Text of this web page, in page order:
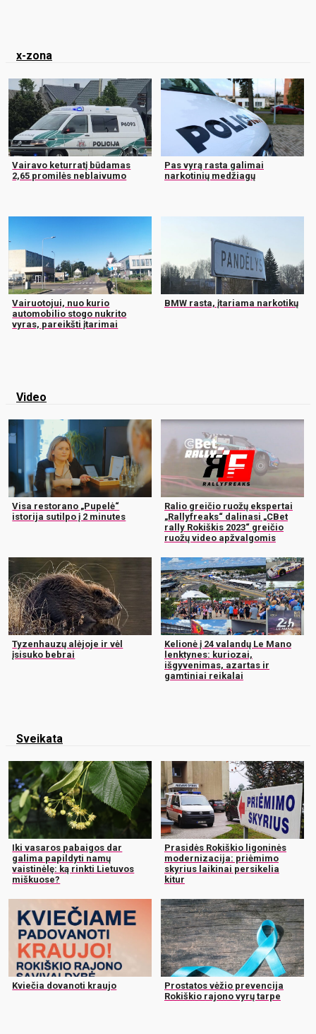
x-zona
Vairavo keturratį būdamas
2,65 promilės neblaivumo
Pas vyrą rasta galimai
narkotinių medžiagų
Vairuotojui, nuo kurio
automobilio stogo nukrito
vyras, pareikšti įtarimai
BMW rasta, įtariama narkotikų
Video
Visa restorano „Pupelė“
istorija sutilpo į 2 minutes
Ralio greičio ruožų ekspertai
„Rallyfreaks“ dalinasi „CBet
rally Rokiškis 2023“ greičio
ruožų video apžvalgomis
Tyzenhauzų alėjoje ir vėl
įsisuko bebrai
Kelionė į 24 valandų Le Mano
lenktynes: kuriozai,
išgyvenimas, azartas ir
gamtiniai reikalai
Sveikata
Iki vasaros pabaigos dar
galima papildyti namų
vaistinėlę: ką rinkti Lietuvos
miškuose?
Prasidės Rokiškio ligoninės
modernizacija: priėmimo
skyrius laikinai persikelia
kitur
Kviečia dovanoti kraujo
Prostatos vėžio prevencija
Rokiškio rajono vyrų tarpe